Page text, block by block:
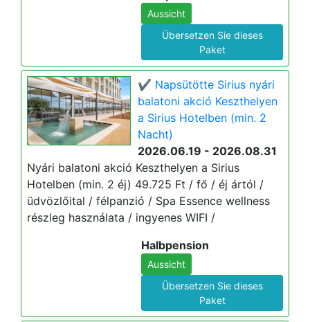
Aussicht
Übersetzen Sie dieses
Paket
✔️ Napsütötte Sirius nyári
balatoni akció Keszthelyen
a Sirius Hotelben (min. 2
Nacht)
2026.06.19 - 2026.08.31
Nyári balatoni akció Keszthelyen a Sirius
Hotelben (min. 2 éj) 49.725 Ft / fő / éj ártól /
üdvözlőital / félpanzió / Spa Essence wellness
részleg használata / ingyenes WIFI /
Halbpension
Aussicht
Übersetzen Sie dieses
Paket